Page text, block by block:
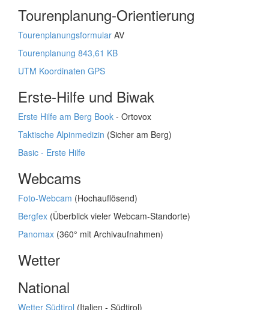
Tourenplanung-Orientierung
Tourenplanungsformular AV
Tourenplanung 843,61 KB
UTM Koordinaten GPS
Erste-Hilfe und Biwak
Erste Hilfe am Berg Book - Ortovox
Taktische Alpinmedizin (Sicher am Berg)
Basic - Erste Hilfe
Webcams
Foto-Webcam (Hochauflösend)
Bergfex (Überblick vieler Webcam-Standorte)
Panomax (360° mit Archivaufnahmen)
Wetter
National
Wetter Südtirol (Italien - Südtirol)